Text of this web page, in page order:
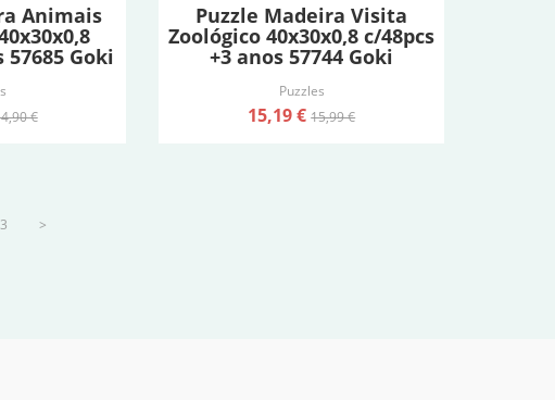
Animais
57685 Goki
€
Puzzle Madeira Visita
Zoológico 40x30x0,8 c/48pcs
+3 anos 57744 Goki
Puzzles
15,19 €15,99 €
3 >